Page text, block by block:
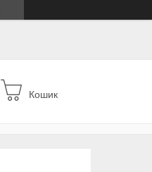
Кошик